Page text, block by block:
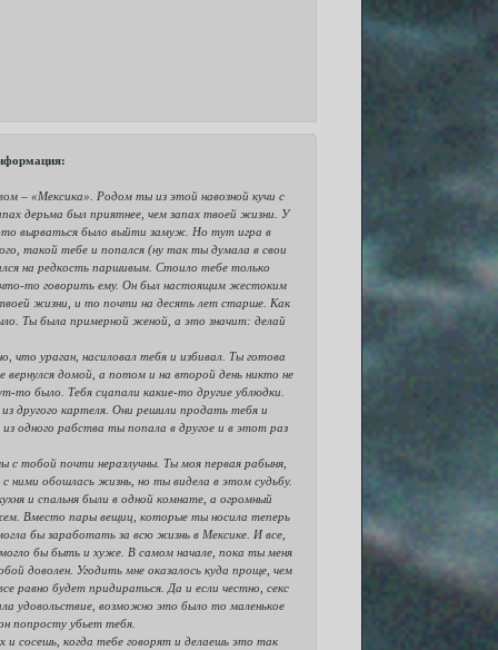
– «Мексика». Родом ты из этой навозной кучи с
дерьма был приятнее, чем запах твоей жизни. У
то вырваться было выйти замуж. Но тут игра в
такой тебе и попался (ну так ты думала в свои
на редкость паршивым. Стоило тебе только
что-то говорить ему. Он был настоящим жестоким
жизни, и то почти на десять лет старше. Как
Ты была примерной женой, а это значит: делай
что ураган, насиловал тебя и избивал. Ты готова
домой, а потом и на второй день никто не
было. Тебя сцапали какие-то другие ублюдки.
другого картеля. Они решили продать тебя и
одного рабства ты попала в другое и в этот раз
тобой почти неразлучны. Ты моя первая рабыня,
ними обошлась жизнь, но ты видела в этом судьбу.
и спальня были в одной комнате, а огромный
Вместо пары вещиц, которые ты носила теперь
бы заработать за всю жизнь в Мексике. И все,
бы быть и хуже. В самом начале, пока ты меня
доволен. Угодить мне оказалось куда проще, чем
равно будет придираться. Да и если честно, секс
удовольствие, возможно это было то маленькое
попросту убьет тебя.
сосешь, когда тебе говорят и делаешь это так